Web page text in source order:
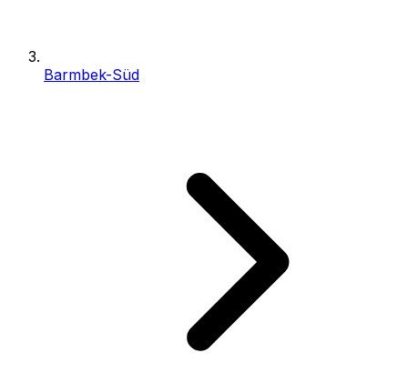
Barmbek-Süd